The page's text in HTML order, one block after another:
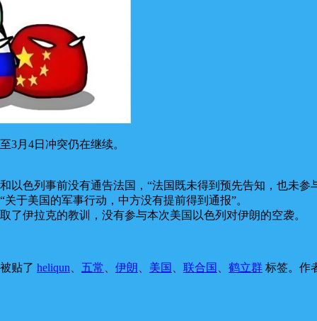
3月4日冲突仍在继续。
色列事前没有通告法国，“法国既未得到预先告知，也未参
于美国的军事行动，中方没有提前得到通报”。
伊拉克的教训，没有参与本次美国以色列对伊朗的空袭。
贴了 heliqun 五常 伊朗 美国 联合国 鹤立群 标签。 作